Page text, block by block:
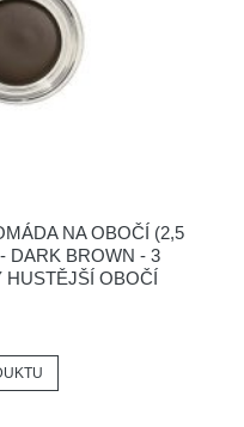
NA OBOČÍ (2,5
DARK BROWN - 3
HUSTĚJŠÍ OBOČÍ